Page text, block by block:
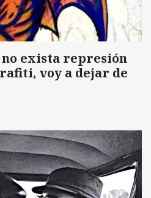
no exista represión
voy a dejar de